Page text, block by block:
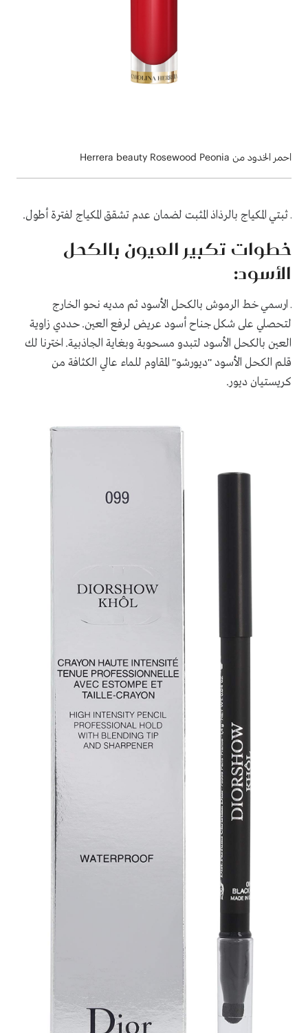
احمر الخدود من Herrera beauty Rosewood Peonia
ـ ثبتي المكياج بالرذاذ المثبت لضمان عدم تشقق المكياج لفترة أطول.
خطوات تكبير العيون بالكحل
الأسود:
ـ ارسمي خط الرموش بالكحل الأسود ثم مديه نحو الخارج
لتحصلي على شكل جناح أسود عريض لرفع العين. حددي زاوية
العين بالكحل الأسود لتبدو مسحوبة وبغاية الجاذبية. اخترنا لك
قلم الكحل الأسود "ديورشو" المقاوم للماء عالي الكثافة من
كريستيان ديور.